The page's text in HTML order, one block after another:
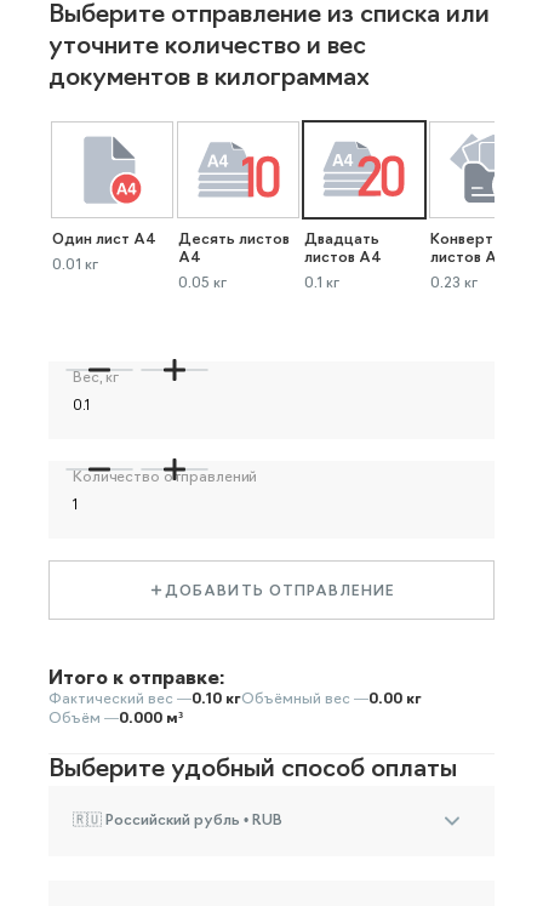
Выберите отправление из списка или
уточните количество и вес
документов в килограммах
Один лист А4
0.01 кг
Десять листов
А4
0.05 кг
Двадцать
листов А4
0.1 кг
Конверт до 40
листов А4
0.23 кг
Вес, кг
Количество отправлений
ДОБАВИТЬ ОТПРАВЛЕНИЕ
Итого к отправке:
Фактический вес —0.10 кгОбъёмный вес —0.00 кг
Объём —0.000 м³
Выберите удобный способ оплаты
🇷🇺 Российский рубль • RUB